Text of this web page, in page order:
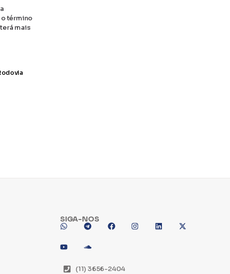
o término
mais
SIGA-NOS
(11) 3656-2404